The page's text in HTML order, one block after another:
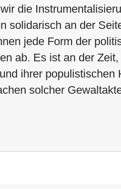
die
solidarisch an der
jede Form der
ab. Es ist an der
ihrer
solcher